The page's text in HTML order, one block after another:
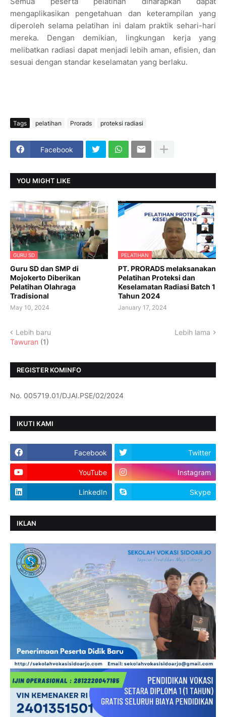
mengaplikasikan pengetahuan dan keterampilan yang
diperoleh selama pelatihan ini dalam praktik sehari-hari
mereka. Dengan demikian, lingkungan kerja yang
melibatkan radiasi dapat menjadi lebih aman, efisien, dan
sesuai dengan standar keselamatan yang berlaku.
Tags pelatihan Prorads proteksi radiasi
Facebook
YOU MIGHT LIKE
GURU SD
Guru SD dan SMP di
Mojokerto Diberikan
Pelatihan Olahraga
Tradisional
May 10, 2024
PELATIHAN
PT. PRORADS melaksanakan
Pelatihan Proteksi dan
Keselamatan Radiasi Batch 1
Tahun 2024
January 17, 2024
Lebih baru
Lebih lama
Tawuran (1)
REGISTER KOMINFO
No. 005719.01/DJAI.PSE/02/2024
IKUTI KAMI
Facebook Twitter
YouTube Instagram
LinkedIn Skype
IKLAN